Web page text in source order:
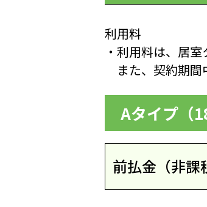
利用料
・利用料は、居
また、契約期間
Aタイプ（
前払金（非課